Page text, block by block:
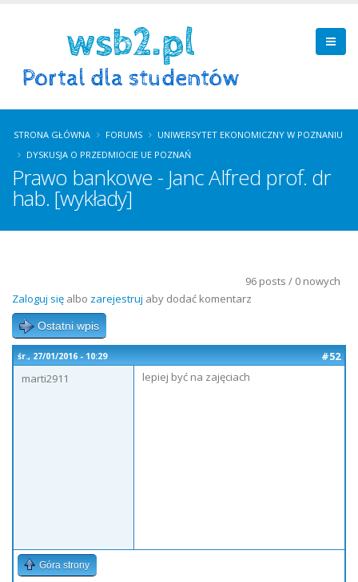
STRONA GŁÓWNA FORUMS
UNIWERSYTET EKONOMICZNY W POZNANIU
DYSKUSJA O PRZEDMIOCIE UE POZNAŃ
Prawo bankowe - Janc Alfred prof. dr
hab. [wykłady]
96 posts / 0 nowych
Zaloguj się albo zarejestruj aby dodać komentarz
Ostatni wpis
śr., 27/01/2016 - 10:29
#52
marti2911
lepiej być na zajęciach
Góra strony